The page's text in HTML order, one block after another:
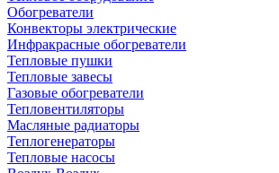
Обогреватели
Конвекторы электрические
Инфракрасные обогреватели
Тепловые пушки
Тепловые завесы
Газовые обогреватели
Тепловентиляторы
Масляные радиаторы
Теплогенераторы
Тепловые насосы